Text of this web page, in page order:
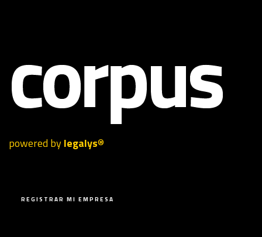
powered bylegalys®
R E G I S T R A R M I E M P R E S A